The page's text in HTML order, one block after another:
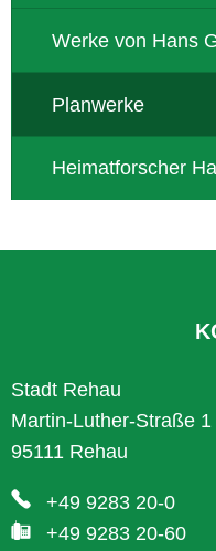
Werke von Hans
Planwerke
Heimatforscher
Stadt Rehau
Martin-Luther-Straße 1
95111 Rehau
+49 9283 20-0
+49 9283 20-60